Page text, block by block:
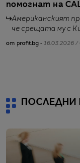
помогнат на
Американският
че срещата му с
от profit.bg - 16.03.2026 /
ПОСЛЕДНИ